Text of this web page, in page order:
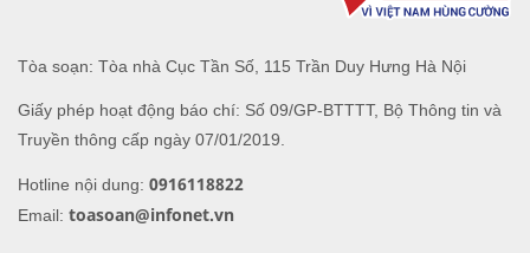
Tòa soạn: Tòa nhà Cục Tần Số, 115 Trần Duy Hưng Hà Nội
Giấy phép hoạt động báo chí: Số 09/GP-BTTTT, Bộ Thông tin và
Truyền thông cấp ngày 07/01/2019.
Hotline nội dung: 0916118822
Email: toasoan@infonet.vn